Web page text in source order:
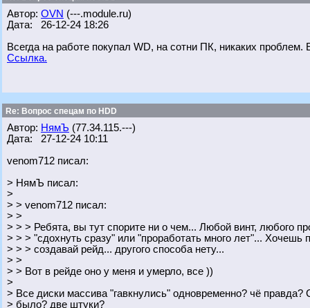
Автор: OVN (---.module.ru)
Дата: 26-12-24 18:26
Всегда на работе покупал WD, на сотни ПК, никаких проблем.
Ссылка.
Re: Вопрос спецам по HDD
Автор: НямЪ (77.34.115.---)
Дата: 27-12-24 10:11
venom712 писал:
> НямЪ писал:
>
> > venom712 писал:
> >
> > > Ребята, вы тут спорите ни о чем... Любой винт, любого
> > > "сдохнуть сразу" или "проработать много лет"...
> > > создавай рейд... другого способа нету...
> >
> > Вот в рейде оно у меня и умерло, все ))
>
> Все диски массива "гавкнулись" одновременно? чё правда?
> было? две штуки?